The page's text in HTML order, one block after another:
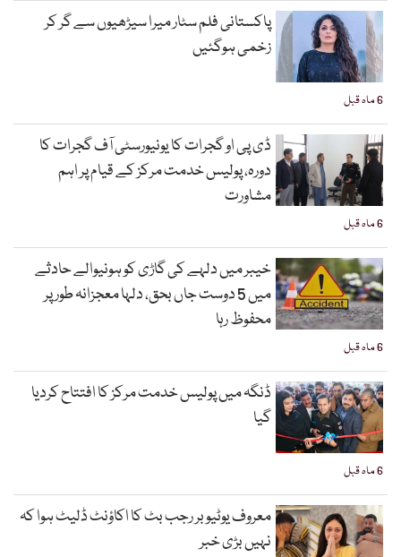
6 ماہ قبل
پاکستانی فلم سٹار میرا سیڑھیوں سے گر کر
زخمی ہوگئیں
6 ماہ قبل
ڈی پی او گجرات کا یونیورسٹی آف گجرات کا
دورہ، پولیس خدمت مرکز کے قیام پر اہم
مشاورت
6 ماہ قبل
خیبر میں دلہے کی گاڑی کو ہونیوالے حادثے
میں 5 دوست جاں بحق، دلہا معجزانہ طور پر
محفوظ رہا
6 ماہ قبل
ڈنگہ میں پولیس خدمت مرکز کا افتتاح کردیا
گیا
معروف یوٹیوبر رجب بٹ کا اکاؤنٹ ڈلیٹ ہوا کہ
نہیں بڑی خبر